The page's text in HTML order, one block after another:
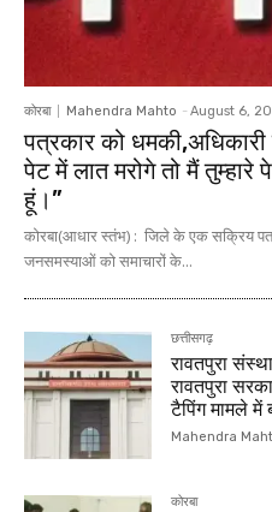
कोरबा Mahendra Mahto - August 6,
पत्रकार को
पेट में लात मरोगे तो मैं तुम्हारे
हूं।”
कोरबा(आधार स्तंभ) : जिले के एक सक्रिय
जनसमस्याओं को समाचारों के...
छत्तीसगढ़
रावतपुरा
रावतपुरा
टैपिंग मामले में
Mahendra
कोरबा